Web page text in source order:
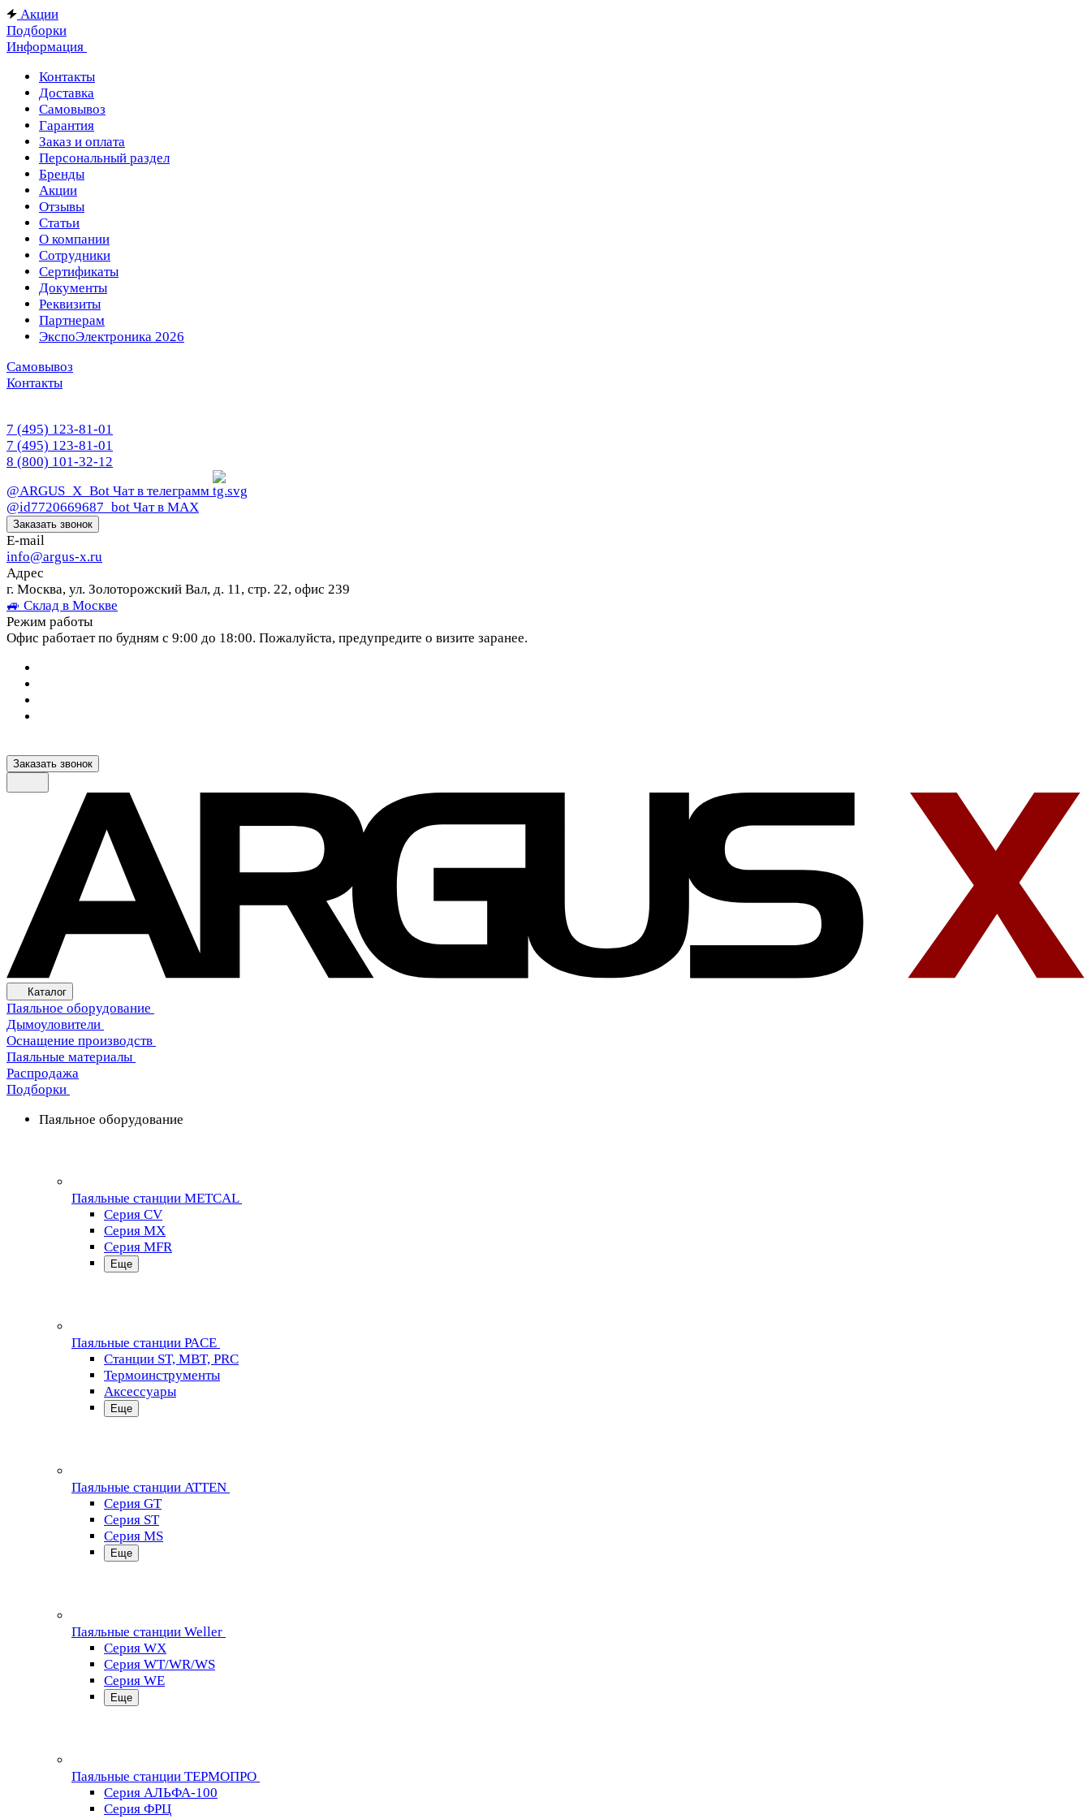
Акции
Подборки
Информация
Контакты
Доставка
Самовывоз
Гарантия
Заказ и оплата
Персональный раздел
Бренды
Акции
Отзывы
Статьи
О компании
Сотрудники
Сертификаты
Документы
Реквизиты
Партнерам
ЭкспоЭлектроника 2026
Самовывоз
Контакты
7 (495) 123-81-01
7 (495) 123-81-01
8 (800) 101-32-12
@ARGUS_X_Bot Чат в телеграмм
@id7720669687_bot Чат в МАХ
Заказать звонок
E-mail
info@argus-x.ru
Адрес
г. Москва, ул. Золоторожский Вал, д. 11, стр. 22, офис 239
🚙 Склад в Москве
Режим работы
Офис работает по будням с 9:00 до 18:00. Пожалуйста, предупредите о визите заранее.
Заказать звонок
Каталог
Паяльное оборудование
Дымоуловители
Оснащение производств
Паяльные материалы
Распродажа
Подборки
Паяльное оборудование
Паяльные станции METCAL
Серия CV
Серия MX
Серия MFR
Еще
Паяльные станции PACE
Станции ST, MBT, PRC
Термоинструменты
Аксессуары
Еще
Паяльные станции ATTEN
Серия GT
Серия ST
Серия MS
Еще
Паяльные станции Weller
Серия WX
Серия WT/WR/WS
Серия WE
Еще
Паяльные станции ТЕРМОПРО
Серия АЛЬФА-100
Серия ФРЦ